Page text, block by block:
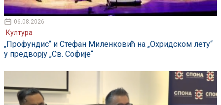
06.08.2026
Култура
„Профундис“ и Стефан Миленковић на „Охридском лету“
у предворју „Св. Софије“